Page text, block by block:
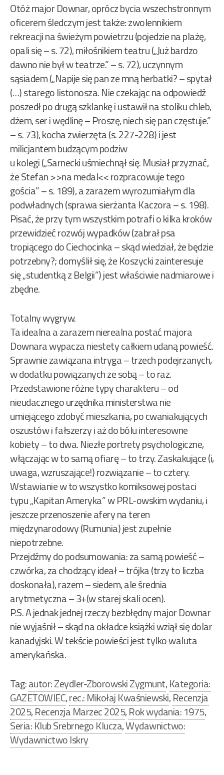
Otóż major Downar, oprócz bycia wszechstronnym
oficerem śledczym jest także: zwolennikiem
rekreacji na świeżym powietrzu (pojedzie na plażę,
opali się – s. 72), miłośnikiem teatru („Już bardzo
dawno nie był w teatrze.” – s. 72), uczynnym
sąsiadem („Napije się pan ze mną herbatki? – spytał
(…) starego listonosza. Nie czekając na odpowiedź
poszedł po drugą szklankę i ustawił na stoliku chleb,
dżem, ser i wędlinę – Proszę, niech się pan częstuje.”
– s. 73), kocha zwierzęta (s. 227-228) i jest
milicjantem budzącym podziw
u kolegi („Sarnecki uśmiechnął się. Musiał przyznać,
że Stefan >>na medal<< rozpracowuje tego
gościa” – s. 189), a zarazem wyrozumiałym dla
podwładnych (sprawa sierżanta Kaczora – s. 198).
Pisać, że przy tym wszystkim potrafi o kilka kroków
przewidzieć rozwój wypadków (zabrał psa
tropiącego do Ciechocinka – skąd wiedział, że będzie
potrzebny?; domyślił się, że Koszycki zainteresuje
się „studentką z Belgii”) jest właściwie nadmiarowe i
zbędne.
Totalny wygryw.
Ta idealna a zarazem nierealna postać majora
Downara wypacza niestety całkiem udaną powieść.
Sprawnie zawiązana intryga – trzech podejrzanych,
w dodatku powiązanych ze sobą – to raz.
Przedstawione różne typy charakteru – od
nieudacznego urzędnika ministerstwa nie
umiejącego zdobyć mieszkania, po cwaniakujących
oszustów i fałszerzy i aż do bólu interesowne
kobiety – to dwa. Niezłe portrety psychologiczne,
włączając w to samą ofiarę – to trzy. Zaskakujące (i,
uwaga, wzruszające!) rozwiązanie – to cztery.
Wstawianie w to wszystko komiksowej postaci
typu „Kapitan Ameryka” w PRL-owskim wydaniu, i
jeszcze przenoszenie afery na teren
międzynarodowy (Rumunia) jest zupełnie
niepotrzebne.
Przejdźmy do podsumowania: za samą powieść –
czwórka, za chodzący ideał – trójka (trzy to liczba
doskonała), razem – siedem, ale średnia
arytmetyczna – 3+(w starej skali ocen).
P.S. A jednak jednej rzeczy bezbłędny major Downar
nie wyjaśnił – skąd na okładce książki wziął się dolar
kanadyjski. W tekście powieści jest tylko waluta
amerykańska.
Tag:autor: Zeydler-Zborowski Zygmunt,Kategoria:
GAZETOWIEC,rec.: Mikołaj Kwaśniewski,Recenzja
2025,Recenzja Marzec 2025,Rok wydania: 1975,
Seria: Klub Srebrnego Klucza,Wydawnictwo:
Wydawnictwo Iskry